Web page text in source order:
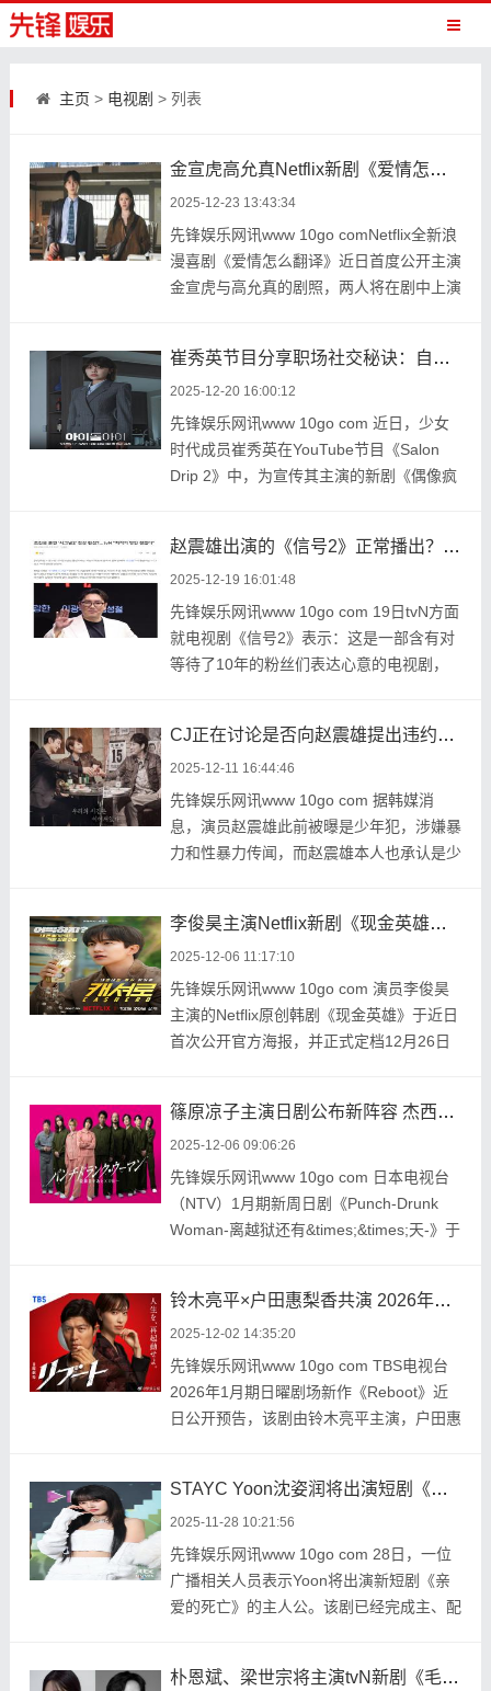
主页 > 电视剧 > 列表
金宣虎高允真Netflix新剧《爱情怎么翻译》剧照公开 洪氏姐妹执笔引期待
2025-12-23 13:43:34
先锋娱乐网讯www 10go comNetflix全新浪
漫喜剧《爱情怎么翻译》近日首度公开主演
金宣虎与高允真的剧照，两人将在剧中上演
崔秀英节目分享职场社交秘诀：自曝靠“先骂几句”拉近与工作人员距离
2025-12-20 16:00:12
先锋娱乐网讯www 10go com 近日，少女
时代成员崔秀英在YouTube节目《Salon
Drip 2》中，为宣传其主演的新剧《偶像疯
赵震雄出演的《信号2》正常播出？tvN“将寻找最佳的方案”
2025-12-19 16:01:48
先锋娱乐网讯www 10go com 19日tvN方面
就电视剧《信号2》表示：这是一部含有对
等待了10年的粉丝们表达心意的电视剧，
CJ正在讨论是否向赵震雄提出违约金索赔 主演《信号2》播出不明朗
2025-12-11 16:44:46
先锋娱乐网讯www 10go com 据韩媒消
息，演员赵震雄此前被曝是少年犯，涉嫌暴
力和性暴力传闻，而赵震雄本人也承认是少
李俊昊主演Netflix新剧《现金英雄》首发海报，定档12月26日
2025-12-06 11:17:10
先锋娱乐网讯www 10go com 演员李俊昊
主演的Netflix原创韩剧《现金英雄》于近日
首次公开官方海报，并正式定档12月26日
篠原凉子主演日剧公布新阵容 杰西、知英等加入“越狱”故事
2025-12-06 09:06:26
先锋娱乐网讯www 10go com 日本电视台
（NTV）1月期新周日剧《Punch-Drunk
Woman-离越狱还有&times;&times;天-》于
铃木亮平×户田惠梨香共演 2026年日曜剧场悬疑剧《Reboot》首曝预告
2025-12-02 14:35:20
先锋娱乐网讯www 10go com TBS电视台
2026年1月期日曜剧场新作《Reboot》近
日公开预告，该剧由铃木亮平主演，户田惠
STAYC Yoon沈姿润将出演短剧《亲爱的死亡》主演 首次挑战演技
2025-11-28 10:21:56
先锋娱乐网讯www 10go com 28日，一位
广播相关人员表示Yoon将出演新短剧《亲
爱的死亡》的主人公。该剧已经完成主、配
朴恩斌、梁世宗将主演tvN新剧《毛骨悚然的恋爱》 预计于明年播出